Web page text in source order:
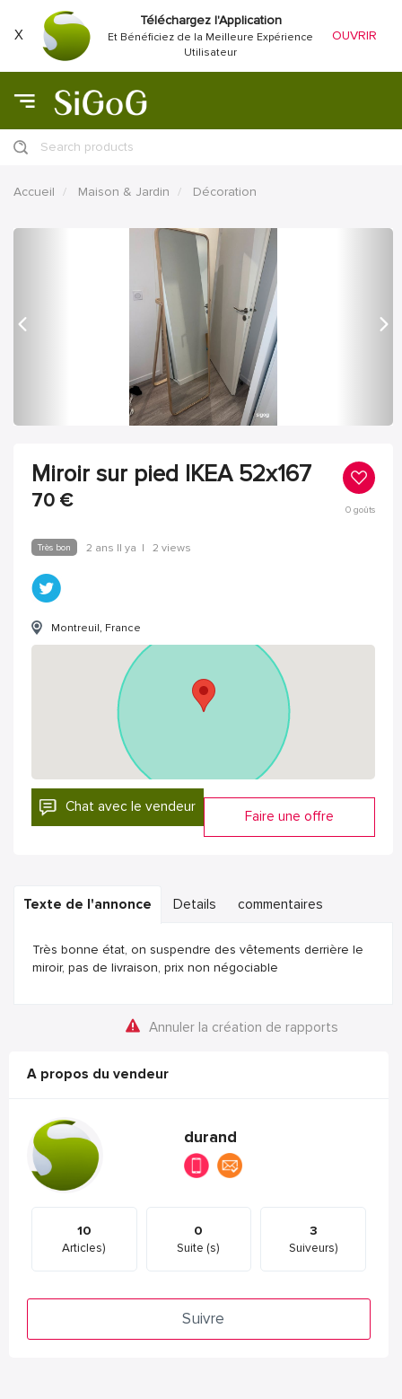
X
Téléchargez l'Application
Et Bénéficiez de la Meilleure Expérience
Utilisateur
OUVRIR
Search products
Accueil Maison & Jardin Décoration
Miroir sur pied IKEA 52x167
70 € 0goûts
Très bon 2 ans Il ya | 2 views
Montreuil, France
Chat avec le vendeur
Faire une offre
Texte de l'annonce Details commentaires
Très bonne état, on suspendre des vêtements derrière le
miroir, pas de livraison, prix non négociable
Annuler la création de rapports
A propos du vendeur
durand
10
Articles)
0
Suite (s)
3
Suiveurs)
Suivre